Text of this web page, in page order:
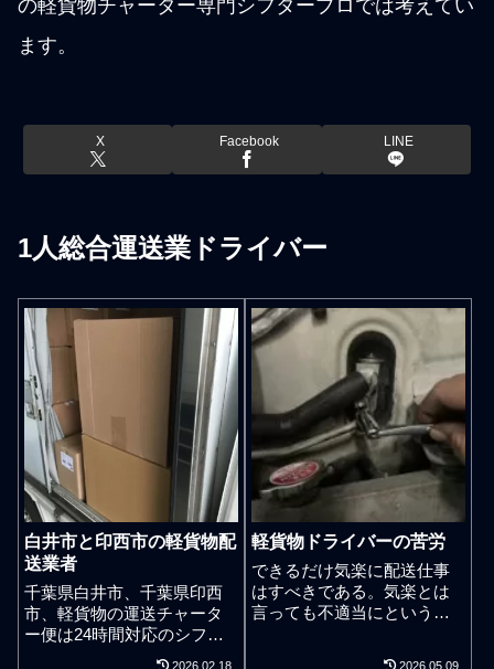
の軽貨物チャーター専門シフタープロでは考えてい
ます。
X Facebook LINE
1人総合運送業ドライバー
白井市と印西市の軽貨物配
送業者
千葉県白井市、千葉県印西
市、軽貨物の運送チャータ
ー便は24時間対応のシフタ
ープロ軽貨物便がおすす
2026.02.18
軽貨物ドライバーの苦労
できるだけ気楽に配送仕事
はすべきである。気楽とは
言っても不適当にという意
2026.05.09